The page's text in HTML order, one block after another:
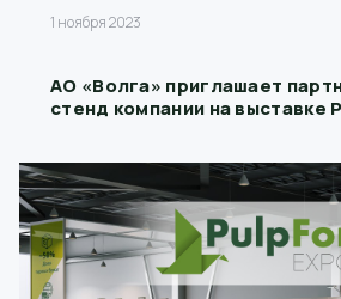
1 ноября 2023
АО «Волга» приглашает
стенд компании на выставке